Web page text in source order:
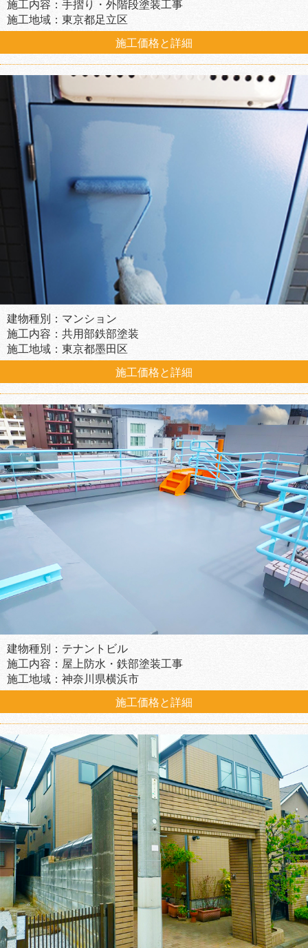
施工内容：手摺り・外階段塗装工事
施工地域：東京都足立区
施工価格と詳細
建物種別：マンション
施工内容：共用部鉄部塗装
施工地域：東京都墨田区
施工価格と詳細
建物種別：テナントビル
施工内容：屋上防水・鉄部塗装工事
施工地域：神奈川県横浜市
施工価格と詳細